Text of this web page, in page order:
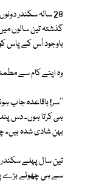
28 سالہ سکندر
گذشتہ تین سالوں
باوجود اُس کے پاس
وہ اپنے کام سے
ہی کرتا ہوں۔ دس
بہن شادی شدہ ہیں۔
تین سال پہلے سکندر
سے ہی چھوٹے بڑے